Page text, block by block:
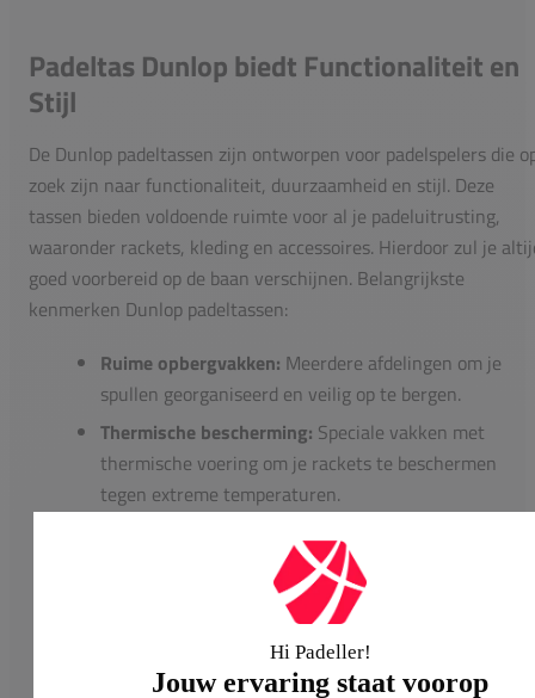
Padeltas Dunlop biedt Functionaliteit en
Stijl
De Dunlop padeltassen zijn ontworpen voor padelspelers die
zoek zijn naar functionaliteit, duurzaamheid en stijl. Deze
tassen bieden voldoende ruimte voor al je padeluitrusting,
waaronder rackets, kleding en accessoires. Hierdoor zul je
goed voorbereid op de baan verschijnen. Belangrijkste
kenmerken Dunlop padeltassen:
Ruime opbergvakken: Meerdere afdelingen om je
spullen georganiseerd en veilig op te bergen.
Thermische bescherming: Speciale vakken met
thermische voering om je rackets te beschermen
tegen extreme temperaturen.
de rest van je uitrusting, wat zorgt voor hygiëne en
Comfortabele draagopties:Verstelbare en
gewatteerde schouderriemen voor optimaal